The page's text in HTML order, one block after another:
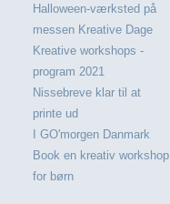
Halloween-værksted på
messen Kreative Dage
Kreative workshops -
program 2021
Nissebreve klar til at
printe ud
I GO'morgen Danmark
Book en kreativ workshop
for børn